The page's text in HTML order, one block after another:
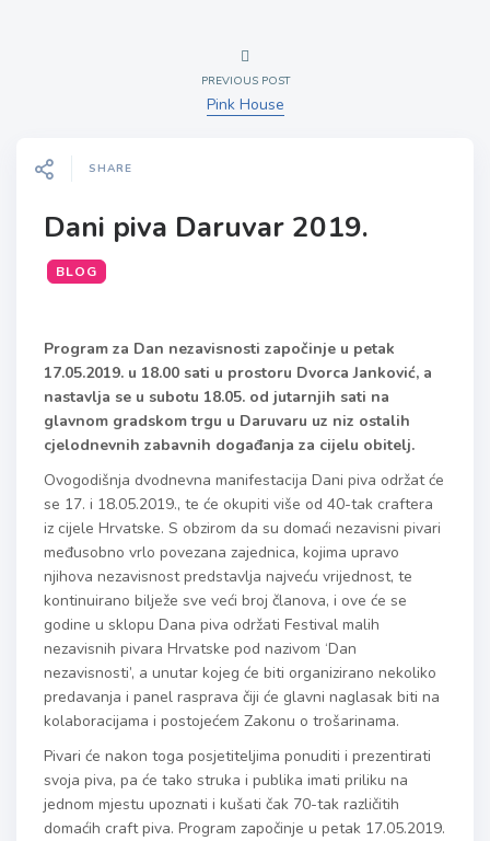
PREVIOUS POST
Pink House
SHARE
Dani piva Daruvar 2019.
BLOG
Program za Dan nezavisnosti započinje u petak
17.05.2019. u 18.00 sati u prostoru Dvorca Janković, a
nastavlja se u subotu 18.05. od jutarnjih sati na
glavnom gradskom trgu u Daruvaru uz niz ostalih
cjelodnevnih zabavnih događanja za cijelu obitelj.
Ovogodišnja dvodnevna manifestacija Dani piva održat će
se 17. i 18.05.2019., te će okupiti više od 40-tak craftera
iz cijele Hrvatske. S obzirom da su domaći nezavisni pivari
međusobno vrlo povezana zajednica, kojima upravo
njihova nezavisnost predstavlja najveću vrijednost, te
kontinuirano bilježe sve veći broj članova, i ove će se
godine u sklopu Dana piva održati Festival malih
nezavisnih pivara Hrvatske pod nazivom ‘Dan
nezavisnosti’, a unutar kojeg će biti organizirano nekoliko
predavanja i panel rasprava čiji će glavni naglasak biti na
kolaboracijama i postojećem Zakonu o trošarinama.
Pivari će nakon toga posjetiteljima ponuditi i prezentirati
svoja piva, pa će tako struka i publika imati priliku na
jednom mjestu upoznati i kušati čak 70-tak različitih
domaćih craft piva. Program započinje u petak 17.05.2019.